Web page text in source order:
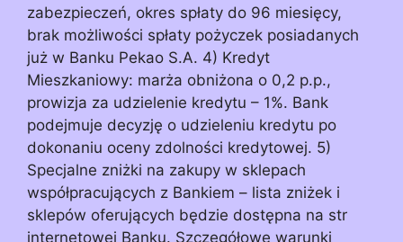
zabezpieczeń, okres spłaty do 96 miesięcy,
brak możliwości spłaty pożyczek posiadanych
już w Banku Pekao S.A. 4) Kredyt
Mieszkaniowy: marża obniżona o 0,2 p.p.,
prowizja za udzielenie kredytu – 1%. Bank
podejmuje decyzję o udzieleniu kredytu po
dokonaniu oceny zdolności kredytowej. 5)
Specjalne zniżki na zakupy w sklepach
współpracujących z Bankiem – lista zniżek i
sklepów oferujących będzie dostępna na str
internetowej Banku. Szczegółowe warunki